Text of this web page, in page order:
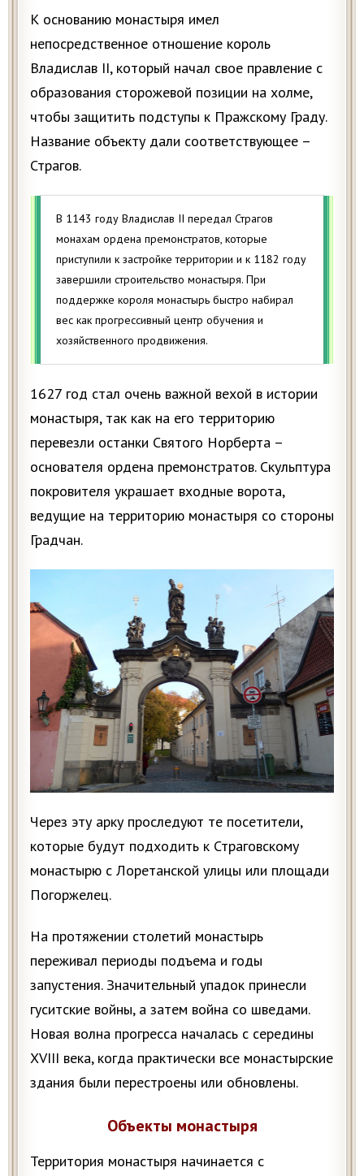
К основанию монастыря имел
непосредственное отношение король
Владислав II, который начал свое правление с
образования сторожевой позиции на холме,
чтобы защитить подступы к Пражскому Граду.
Название объекту дали соответствующее –
Страгов.
В 1143 году Владислав II передал Страгов
монахам ордена премонстратов, которые
приступили к застройке территории и к 1182 году
завершили строительство монастыря. При
поддержке короля монастырь быстро набирал
вес как прогрессивный центр обучения и
хозяйственного продвижения.
1627 год стал очень важной вехой в истории
монастыря, так как на его территорию
перевезли останки Святого Норберта –
основателя ордена премонстратов. Скульптура
покровителя украшает входные ворота,
ведущие на территорию монастыря со стороны
Градчан.
Через эту арку проследуют те посетители,
которые будут подходить к Страговскому
монастырю c Лоретанской улицы или площади
Погоржелец.
На протяжении столетий монастырь
переживал периоды подъема и годы
запустения. Значительный упадок принесли
гуситские войны, а затем война со шведами.
Новая волна прогресса началась с середины
XVIII века, когда практически все монастырские
здания были перестроены или обновлены.
Объекты монастыря
Территория монастыря начинается с